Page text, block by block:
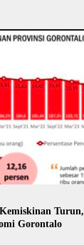
Gorontalo